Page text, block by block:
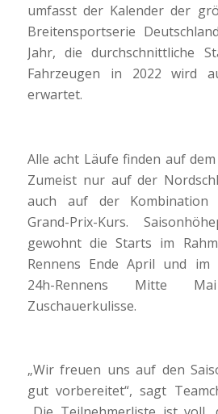
umfasst der Kalender der
Breitensportserie
Jahr, die durchschnittliche
Fahrzeugen in 2022 wird
erwartet.
Alle acht Läufe finden auf
Zumeist nur auf der
auch auf der Kombination
Grand-Prix-Kurs.
gewohnt die Starts im
Rennens Ende April und im
24h-Rennens Mitte
Zuschauerkulisse.
„Wir freuen uns auf den
gut vorbereitet“, sagt